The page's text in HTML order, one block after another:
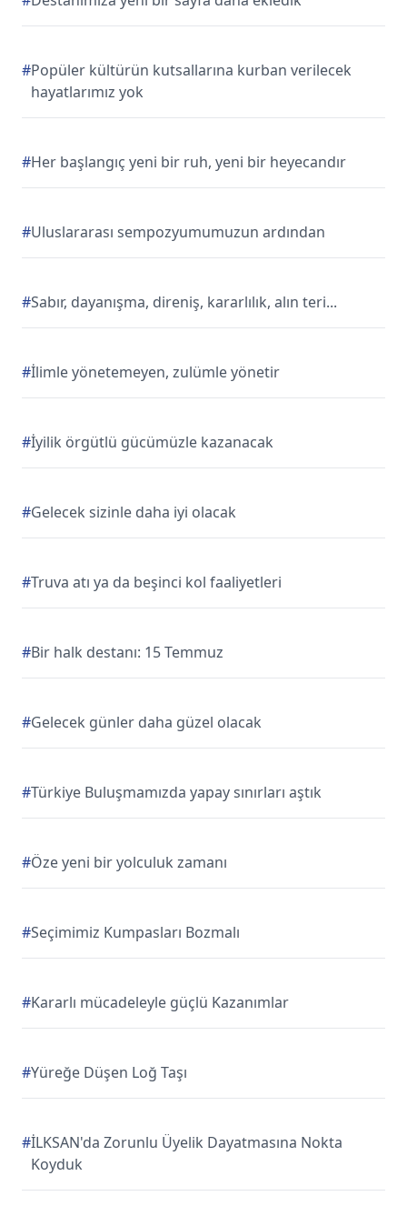
#Popüler kültürün kutsallarına kurban verilecek
hayatlarımız yok
#Her başlangıç yeni bir ruh, yeni bir heyecandır
#Uluslararası sempozyumumuzun ardından
#Sabır, dayanışma, direniş, kararlılık, alın teri...
#İlimle yönetemeyen, zulümle yönetir
#İyilik örgütlü gücümüzle kazanacak
#Gelecek sizinle daha iyi olacak
#Truva atı ya da beşinci kol faaliyetleri
#Bir halk destanı: 15 Temmuz
#Gelecek günler daha güzel olacak
#Türkiye Buluşmamızda yapay sınırları aştık
#Öze yeni bir yolculuk zamanı
#Seçimimiz Kumpasları Bozmalı
#Kararlı mücadeleyle güçlü Kazanımlar
#Yüreğe Düşen Loğ Taşı
#İLKSAN'da Zorunlu Üyelik Dayatmasına Nokta
Koyduk